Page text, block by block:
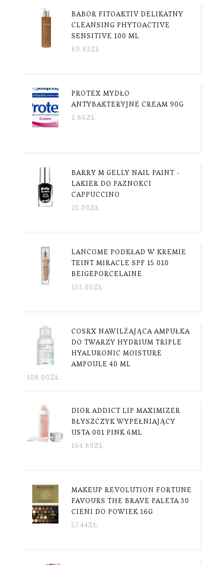
BABOR FITOAKTIV DELIKATNY
CLEANSING PHYTOACTIVE
SENSITIVE 100 ML
89.83ZŁ
PROTEX MYDŁO
ANTYBAKTERYJNE CREAM 90G
2.86ZŁ
BARRY M GELLY NAIL PAINT -
LAKIER DO PAZNOKCI
CAPPUCCINO
25.00ZŁ
LANCOME PODKŁAD W KREMIE
TEINT MIRACLE SPF 15 010
BEIGEPORCELAINE
153.00ZŁ
COSRX NAWILŻAJĄCA AMPUŁKA
DO TWARZY HYDRIUM TRIPLE
HYALURONIC MOISTURE
AMPOULE 40 ML
108.00ZŁ
DIOR ADDICT LIP MAXIMIZER
BŁYSZCZYK WYPEŁNIAJĄCY
USTA 001 PINK 6ML
164.80ZŁ
MAKEUP REVOLUTION FORTUNE
FAVOURS THE BRAVE PALETA 30
CIENI DO POWIEK 16G
57.44ZŁ